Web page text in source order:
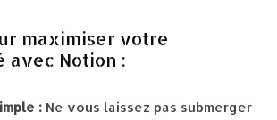
maximiser votre
Notion :
: Ne vous laissez pas submerger